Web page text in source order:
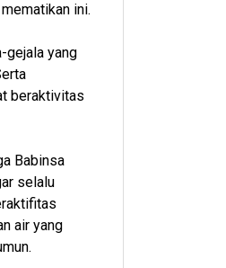
ini.
gejala yang
beraktivitas
Babinsa
selalu
air yang